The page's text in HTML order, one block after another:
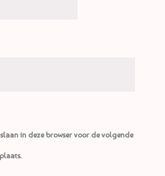
in deze browser voor de volgende